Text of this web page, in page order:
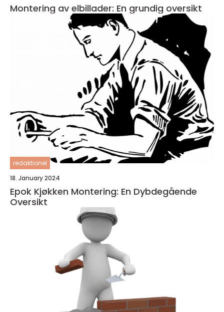
Montering av elbillader: En grundig oversikt
redaktionel
18. January 2024
Epok Kjøkken Montering: En Dybdegående
Oversikt